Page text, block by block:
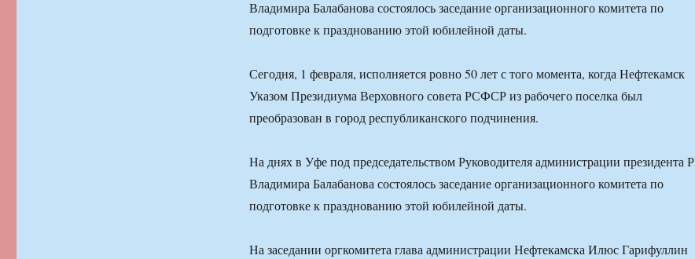
Владимира Балабанова состоялось заседание организационного комитета по
подготовке к празднованию этой юбилейной даты.
Сегодня, 1 февраля, исполняется ровно 50 лет с того момента, когда Нефтекамск
Указом Президиума Верховного совета РСФСР из рабочего поселка был
преобразован в город республиканского подчинения.
На днях в Уфе под председательством Руководителя администрации президента
Владимира Балабанова состоялось заседание организационного комитета по
подготовке к празднованию этой юбилейной даты.
На заседании оргкомитета глава администрации Нефтекамска Илюс Гарифуллин